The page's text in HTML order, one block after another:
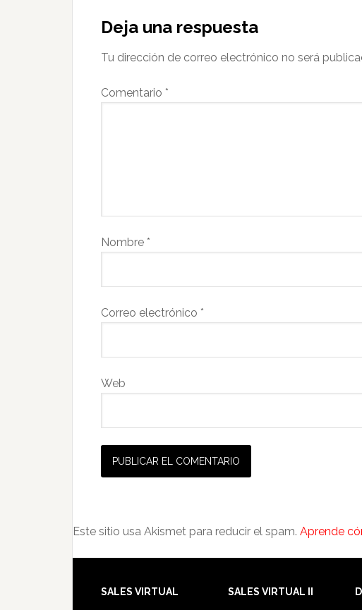
Deja una respuesta
Tu dirección de correo electrónico no será
Comentario *
Nombre *
Correo electrónico *
Web
Este sitio usa Akismet para reducir el spam. Aprende
SALES VIRTUAL SALES VIRTUAL II